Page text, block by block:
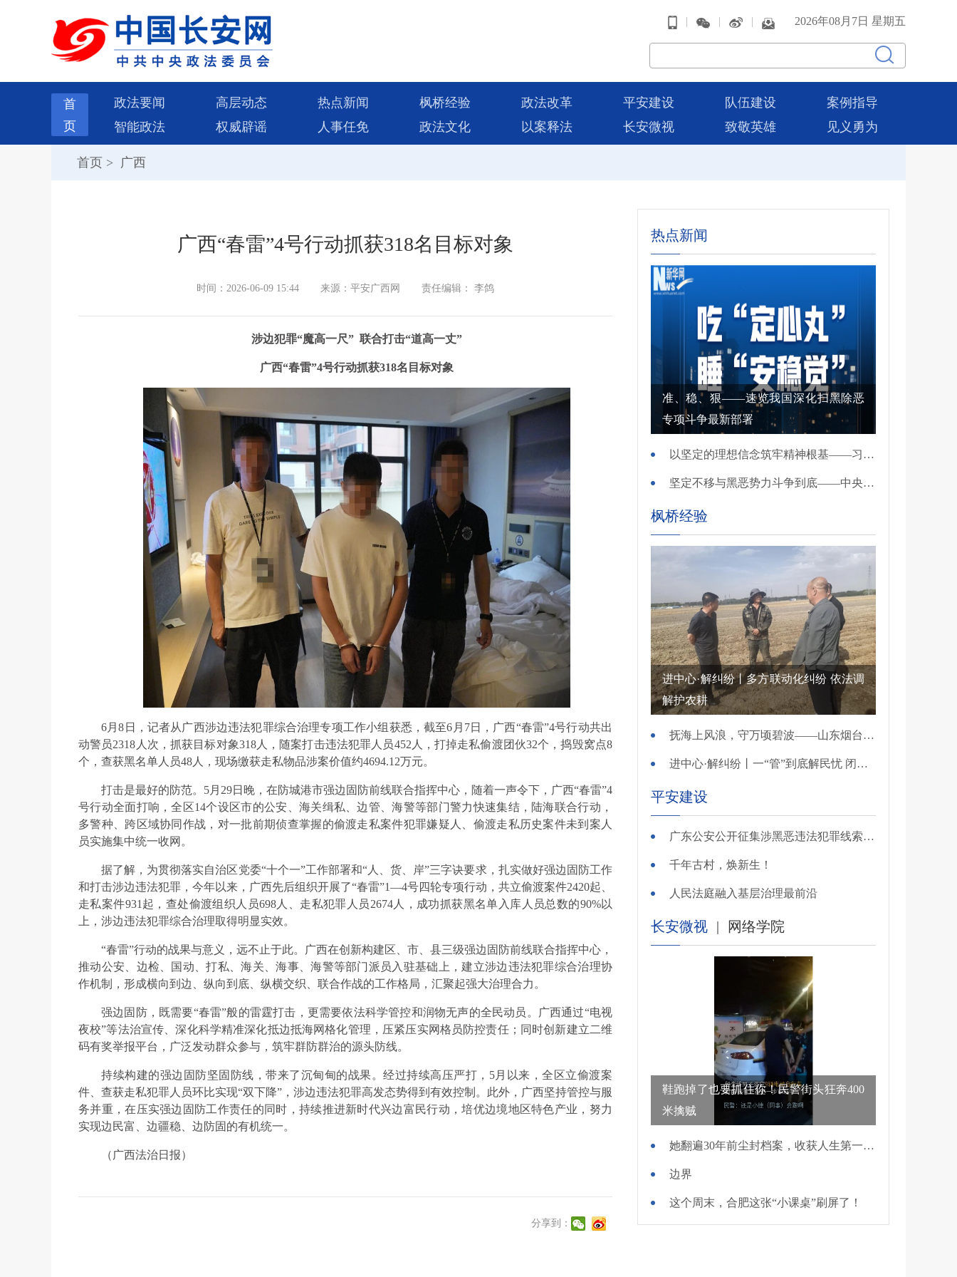
| | | 2026年08月7日 星期五
首
页
政法要闻 高层动态 热点新闻 枫桥经验 政法改革 平安建设 队伍建设
案例指导
智能政法
权威辟谣 人事任免 政法文化 以案释法 长安微视 致敬英雄 见义勇为
首页 > 广西
广西“春雷”4号行动抓获318名目标对象
时间：2026-06-09 15:44 来源：平安广西网 责任编辑： 李鸽
涉边犯罪“魔高一尺” 联合打击“道高一丈”
广西“春雷”4号行动抓获318名目标对象
6月8日，记者从广西涉边违法犯罪综合治理专项工作小组获悉，截至6月7日，广西“春雷”4号行动共出
动警员2318人次，抓获目标对象318人，随案打击违法犯罪人员452人，打掉走私偷渡团伙32个，捣毁窝点8
个，查获黑名单人员48人，现场缴获走私物品涉案价值约4694.12万元。
打击是最好的防范。5月29日晚，在防城港市强边固防前线联合指挥中心，随着一声令下，广西“春雷”4
号行动全面打响，全区14个设区市的公安、海关缉私、边管、海警等部门警力快速集结，陆海联合行动，
多警种、跨区域协同作战，对一批前期侦查掌握的偷渡走私案件犯罪嫌疑人、偷渡走私历史案件未到案人
员实施集中统一收网。
据了解，为贯彻落实自治区党委“十个一”工作部署和“人、货、岸”三字诀要求，扎实做好强边固防工作
和打击涉边违法犯罪，今年以来，广西先后组织开展了“春雷”1—4号四轮专项行动，共立偷渡案件2420起、
走私案件931起，查处偷渡组织人员698人、走私犯罪人员2674人，成功抓获黑名单入库人员总数的90%以
上，涉边违法犯罪综合治理取得明显实效。
“春雷”行动的战果与意义，远不止于此。广西在创新构建区、市、县三级强边固防前线联合指挥中心，
推动公安、边检、国动、打私、海关、海事、海警等部门派员入驻基础上，建立涉边违法犯罪综合治理协
作机制，形成横向到边、纵向到底、纵横交织、联合作战的工作格局，汇聚起强大治理合力。
强边固防，既需要“春雷”般的雷霆打击，更需要依法科学管控和润物无声的全民动员。广西通过“电视
夜校”等法治宣传、深化科学精准深化抵边抵海网格化管理，压紧压实网格员防控责任；同时创新建立二维
码有奖举报平台，广泛发动群众参与，筑牢群防群治的源头防线。
持续构建的强边固防坚固防线，带来了沉甸甸的战果。经过持续高压严打，5月以来，全区立偷渡案
件、查获走私犯罪人员环比实现“双下降”，涉边违法犯罪高发态势得到有效控制。此外，广西坚持管控与服
务并重，在压实强边固防工作责任的同时，持续推进新时代兴边富民行动，培优边境地区特色产业，努力
实现边民富、边疆稳、边防固的有机统一。
（广西法治日报）
分享到：
热点新闻
准、稳、狠——速览我国深化扫黑除恶
专项斗争最新部署
以坚定的理想信念筑牢精神根基——习近平党建思想理论品格系列述评之一
坚定不移与黑恶势力斗争到底——中央政法委负责同志就开展深化扫黑除恶专项斗争有关问题答记者问
枫桥经验
进中心·解纠纷丨多方联动化纠纷 依法调
解护农耕
抚海上风浪，守万顷碧波——山东烟台把矛盾化解在微澜未起时
进中心·解纠纷丨一“管”到底解民忧 闭环调处化纠纷
平安建设
广东公安公开征集涉黑恶违法犯罪线索，26个举报电话公布
千年古村，焕新生！
人民法庭融入基层治理最前沿
长安微视 | 网络学院
鞋跑掉了也要抓住你！民警街头狂奔400
米擒贼
她翻遍30年前尘封档案，收获人生第一面锦旗
边界
这个周末，合肥这张“小课桌”刷屏了！